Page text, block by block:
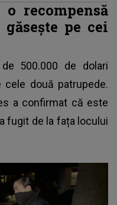
recompensă
pe cei
500.000 de dolari
două patrupede.
a confirmat că este
fugit de la fața locului